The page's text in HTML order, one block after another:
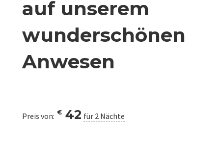
auf unserem
wunderschönen
Anwesen
Preis von: €42 für 2 Nächte